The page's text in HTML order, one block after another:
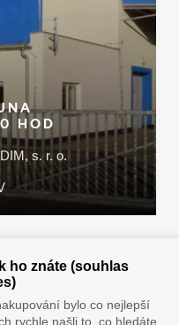
HOD
s. r. o.
ho znáte (souhlas
bylo co nejlepší
rychle našli to, co hledáte,